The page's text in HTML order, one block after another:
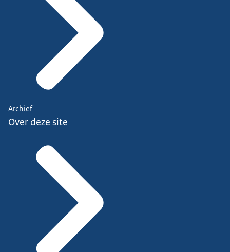
Archief
Over deze site